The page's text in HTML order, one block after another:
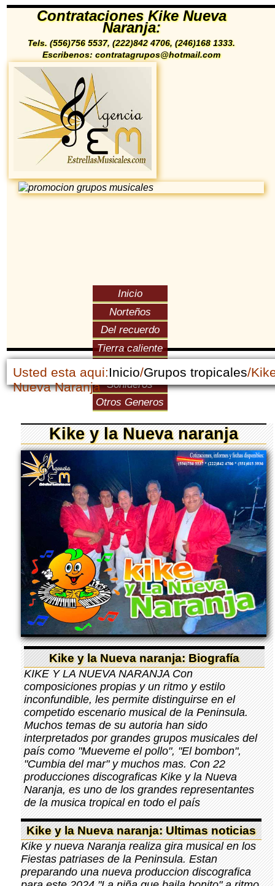
Contrataciones Kike Nueva
Naranja:
Tels. (556)756 5537, (222)842 4706, (246)168 1333.
Escribenos: contratagrupos@hotmail.com
Inicio
Norteños
Del recuerdo
Tierra caliente
Versátiles
Sonideros
Otros Generos
Usted esta aqui:Inicio/Grupos tropicales/
Nueva Naranja
Kike y la Nueva naranja
Kike y la Nueva naranja: Biografía
KIKE Y LA NUEVA NARANJA Con
composiciones propias y un ritmo y estilo
inconfundible, les permite distinguirse en el
competido escenario musical de la Peninsula.
Muchos temas de su autoria han sido
interpretados por grandes grupos musicales del
país como "Mueveme el pollo", "El bombon",
"Cumbia del mar" y muchos mas. Con 22
producciones discograficas Kike y la Nueva
Naranja, es uno de los grandes representantes
de la musica tropical en todo el país
Kike y la Nueva naranja: Ultimas noticias
Kike y nueva Naranja realiza gira musical en los
Fiestas patriases de la Peninsula. Estan
preparando una nueva produccion discografica